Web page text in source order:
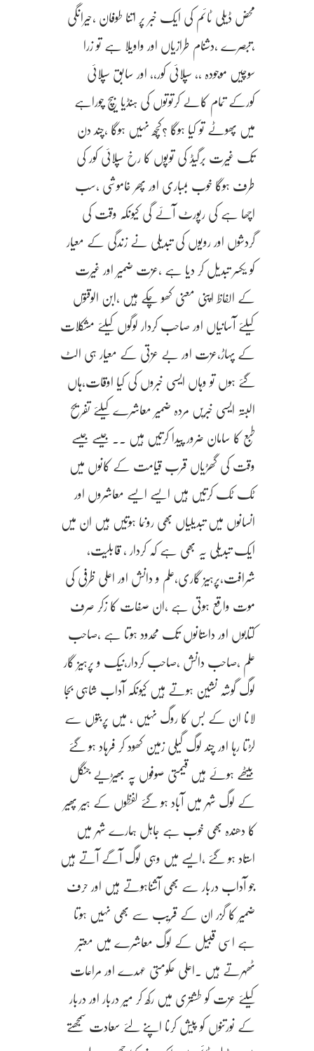
محض ڈیلی ٹائم کی ایک خبر پر اتنا طوفان ،حیرانگی
،تبصرے ،دشنام طرازیاں اور واویلا ہے تو زرا
سوچیں موجودہ ،، سپلائی کور،، اور سابق سپلائی
کورکے تمام کالے کرتوتوں کی ہنڈیا بیچ چوراہے
میں پھوٹے تو کیا ہوگا ؟کچھ نہیں ہوگا ،چند دن
تک غیرت برگیڈ کی توپوں کا رخ سپلائی کور کی
طرف ہوگا خوب بمباری اور پھر خاموشی ،سب
اچھا ہے کی رپورٹ آئے گی کیونکہ وقت کی
گردشوں اور رویوں کی تبدیلی نے زندگی کے معیار
کو یکسر تبدیل کر دیا ہے ،عزت ضمیر اور غیرت
کے الفاظ اپنی معنی کھو چکے ہیں ،ابن الوقتوں
کیلئے آسانیاں اور صاحب کردار لوگوں کیلئے مشکلات
کے پہاڑ،عزت اور بے عزتی کے معیار ہی الٹ
گئے ہوں تو وہاں ایسی خبروں کی کیا اوقات،ہاں
البتہ ایسی خبریں مردہ ضمیر معاشرے کیلئے تفریح
طبع کا سامان ضرور پیدا کرتیں ہیں ۔۔ جیسے جیسے
وقت کی گھڑیاں قرب قیامت کے کانوں میں
ٹک ٹک کرتیں ہیں ایسے ایسے معاشروں اور
انسانوں میں تبدیلیاں بھی رونما ہوتیں ہیں ان میں
ایک تبدیلی یہ بھی ہے کہ کردار ، قابلیت،
شرافت،پرہیز گاری،علم و دانش اور اعلی ظرفی کی
موت واقع ہوتی ہے ،ان صفات کا زکر صرف
کتابوں اور داستانوں تک محدود ہوتا ہے ،صاحب
علم ،صاحب دانش ،صاحب کردار،نیک و پرہیز گار
لوگ گوشہ نشین ہوتے ہیں کیونکہ آداب شاہی بجا
لانا ان کے بس کا روگ نہیں ، میں پربتوں سے
لڑتا رہا اور چند لوگ گیلی زمین کھود کر فرہاد ہو گئے
بیٹھے ہوئے ہیں قیمتی صوفوں پہ بھیڑیے جنگل
کے لوگ شہر میں آباد ہو گئے لفظوں کے ہیر پھیر
کا دھندہ بھی خوب ہے جاہل ہمارے شہر میں
استاد ہو گئے ،ایسے میں وہی لوگ آگے آتے ہیں
جو آداب دربار سے بھی آشناہوتے ہیں اور حرف
ضمیر کا گزر ان کے قریب سے بھی نہیں ہوتا
ہے اسی قبیل کے لوگ معاشرے میں معتبر
ٹھہرتے ہیں ۔اعلی حکومتی عہدے اور مراعات
کیلئے عزت کو طشتری میں رکھ کر میر دربار اور دربار
کے نورتنوں کو پیش کرنا اپنے لئے سعادت سمجھتے